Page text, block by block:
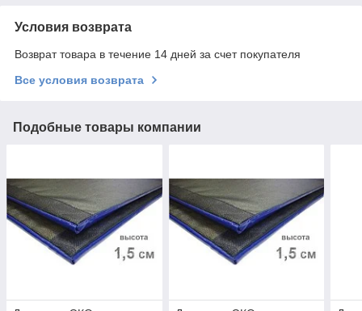
Условия возврата
Возврат товара в течение 14 дней за счет покупателя
Все условия возврата
Подобные товары компании